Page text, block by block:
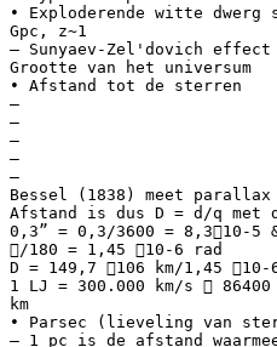
• Exploderende witte
Gpc, z~1
– Sunyaev-Zel'dovich effect
Grootte van het universum
• Afstand tot de sterren
–
–
–
–
–
Bessel (1838) meet
Afstand is dus D = d/q met
0,3” = 0,3/3600 = 8,310-5
/180 = 1,45 10-6 rad
D = 149,7 106 km/1,45 10-
1 LJ = 300.000 km/s 
km
• Parsec (lieveling van
– 1 pc is de afstand